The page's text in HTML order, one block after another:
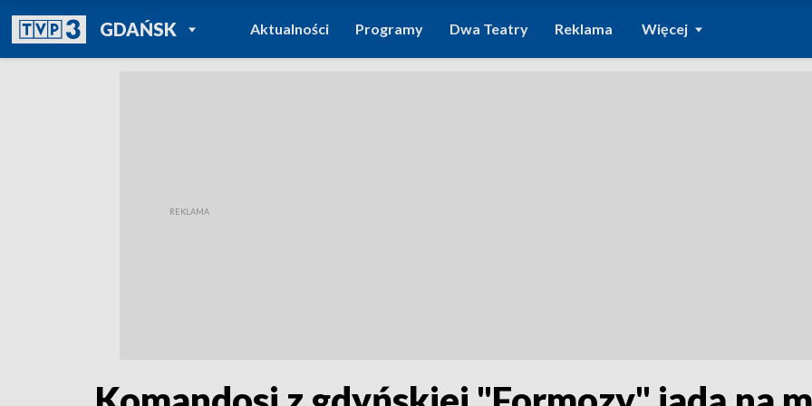
GDAŃSKPOWRÓT DO
TVP REGIONY
Aktualności Programy Dwa Teatry Reklama Więcej